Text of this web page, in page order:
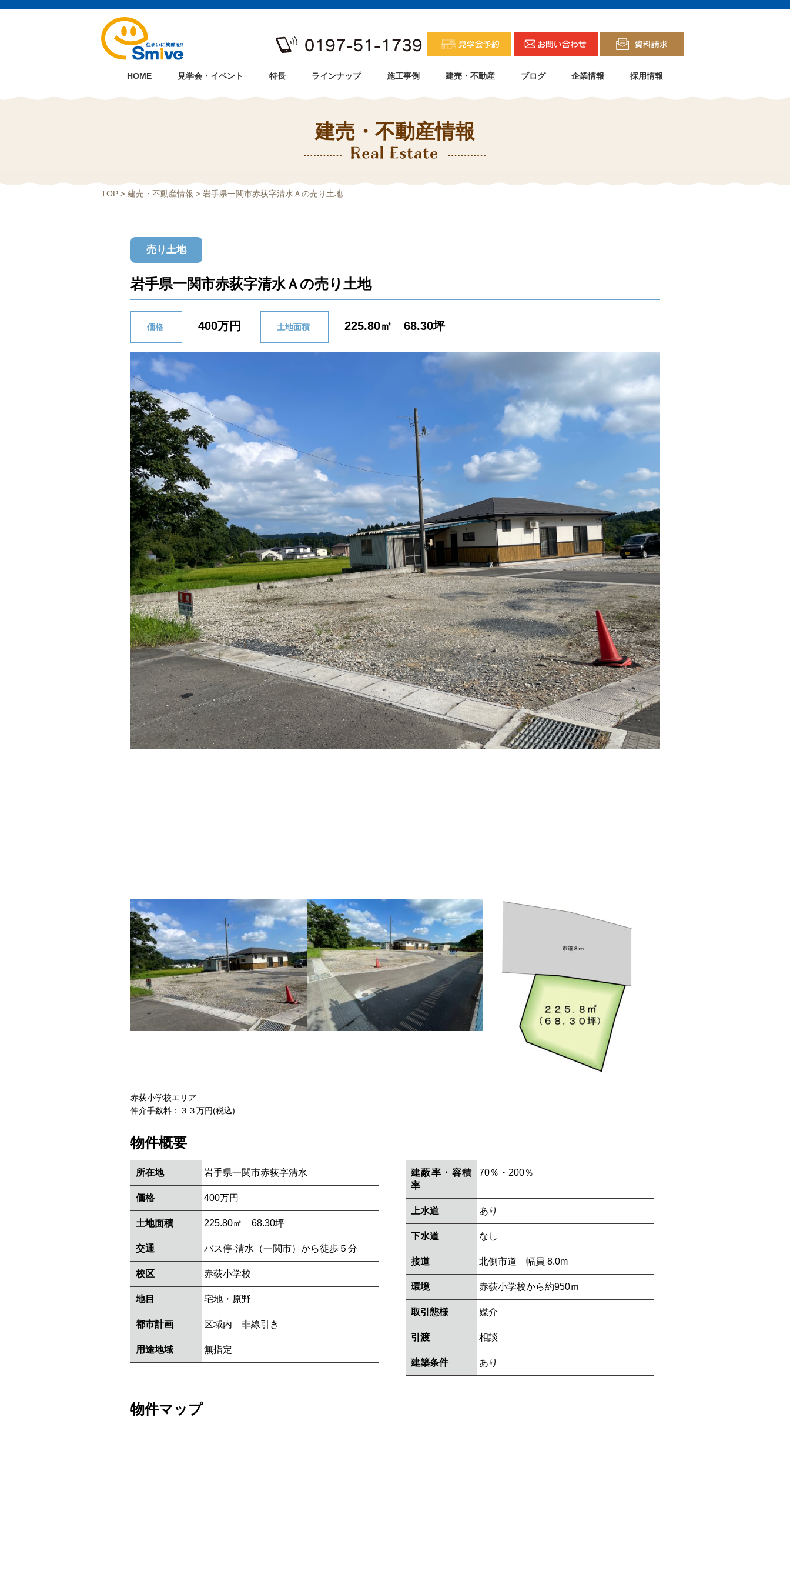
HOME 見学会・イベント 特長 ラインナップ 施工事例 建売・不動産 ブログ 企業情報 採用情報
建売・不動産情報
TOP > 建売・不動産情報 > 岩手県一関市赤荻字清水Ａの売り土地
売り土地
岩手県一関市赤荻字清水Ａの売り土地
価格 400万円 土地面積 225.80㎡ 68.30坪
赤荻小学校エリア
仲介手数料：３３万円(税込)
物件概要
所在地 岩手県一関市赤荻字清水
価格 400万円
土地面積 225.80㎡ 68.30坪
交通 バス停-清水（一関市）から徒歩５分
校区 赤荻小学校
地目 宅地・原野
都市計画 区域内 非線引き
用途地域 無指定
建蔽率・容積
率
70％・200％
上水道 あり
下水道 なし
接道 北側市道 幅員 8.0m
環境 赤荻小学校から約950ｍ
取引態様 媒介
引渡 相談
建築条件 あり
物件マップ